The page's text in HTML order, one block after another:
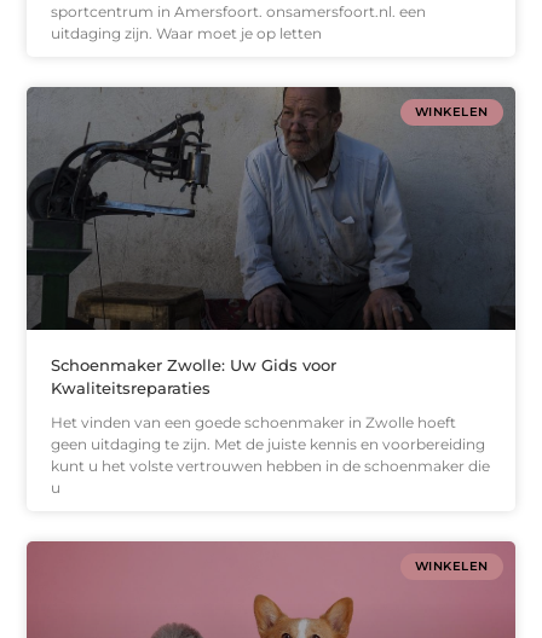
sportcentrum in Amersfoort. onsamersfoort.nl. een
uitdaging zijn. Waar moet je op letten
WINKELEN
Schoenmaker Zwolle: Uw Gids voor
Kwaliteitsreparaties
Het vinden van een goede schoenmaker in Zwolle hoeft
geen uitdaging te zijn. Met de juiste kennis en voorbereiding
kunt u het volste vertrouwen hebben in de schoenmaker die
u
WINKELEN